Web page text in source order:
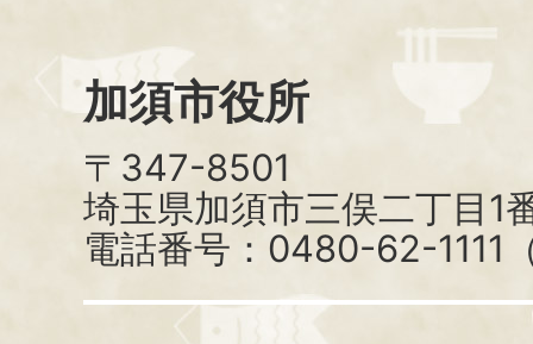
加須市役所
〒347-8501
埼玉県加須市三俣二丁目1
電話番号：0480-62-1111